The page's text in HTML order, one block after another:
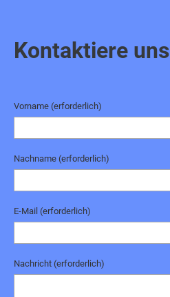
Kontaktiere uns
Vorname (erforderlich)
Nachname (erforderlich)
E-Mail (erforderlich)
Nachricht (erforderlich)